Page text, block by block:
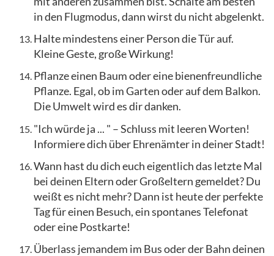
in den Flugmodus, dann wirst du nicht abgelenkt.
Halte mindestens einer Person die Tür auf.
Kleine Geste, große Wirkung!
Pflanze einen Baum oder eine bienenfreundliche
Pflanze. Egal, ob im Garten oder auf dem Balkon.
Die Umwelt wird es dir danken.
"Ich würde ja ... " – Schluss mit leeren Worten!
Informiere dich über Ehrenämter in deiner Stadt!
Wann hast du dich euch eigentlich das letzte Mal
bei deinen Eltern oder Großeltern gemeldet? Du
weißt es nicht mehr? Dann ist heute der perfekte
Tag für einen Besuch, ein spontanes Telefonat
oder eine Postkarte!
Überlass jemandem im Bus oder der Bahn deinen